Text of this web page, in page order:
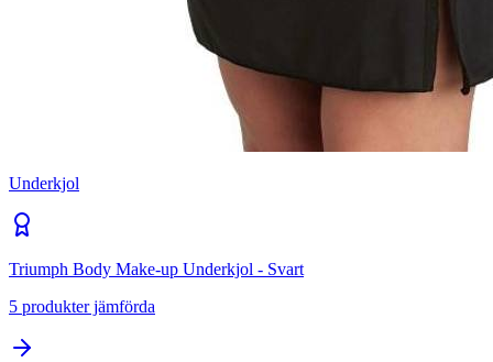
Underkjol
Triumph Body Make-up Underkjol - Svart
5 produkter jämförda